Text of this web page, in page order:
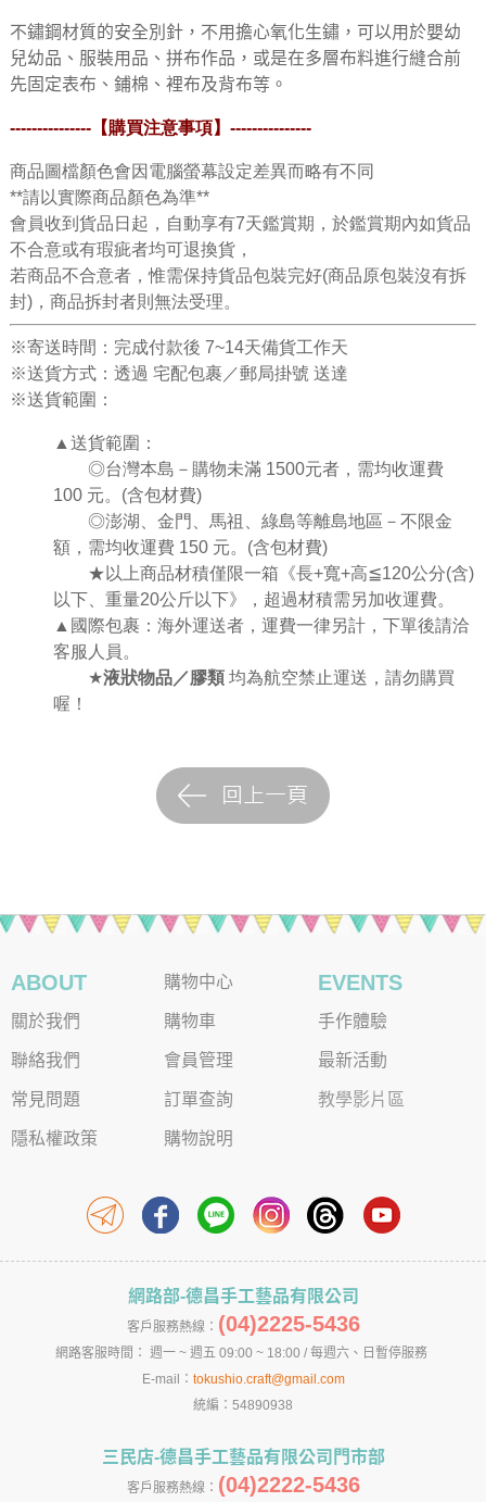
不鏽鋼材質的安全別針，不用擔心氧化生鏽，可以用於嬰幼
兒幼品、服裝用品、拼布作品，或是在多層布料進行縫合前
先固定表布、鋪棉、裡布及背布等。
---------------【購買注意事項】 ---------------
商品圖檔顏色會因電腦螢幕設定差異而略有不同
**請以實際商品顏色為準**
會員收到貨品日起，自動享有7天鑑賞期，於鑑賞期內如貨品
不合意或有瑕疵者均可退換貨，
若商品不合意者，惟需保持貨品包裝完好(商品原包裝沒有拆
封)，商品拆封者則無法受理。
※寄送時間：完成付款後 7~14天備貨工作天
※送貨方式：透過 宅配包裹／郵局掛號 送達
※送貨範圍：
▲送貨範圍：
◎台灣本島－購物未滿 1500元者，需均收運費
100 元。(含包材費)
◎澎湖、金門、馬祖、綠島等離島地區－不限金
額，需均收運費 150 元。(含包材費)
★ 以上商品材積僅限一箱《長+寬+高≦120公分(含)
以下、重量20公斤以下》，超過材積需另加收運費。
▲國際包裹：海外運送者，運費一律另計，下單後請洽
客服人員。
★液狀物品／膠類均為航空禁止運送，請勿購買
喔！
ABOUT
關於我們
聯絡我們
常見問題
隱私權政策
購物中心
購物車
會員管理
訂單查詢
購物說明
EVENTS
手作體驗
最新活動
教學影片區
網路部-德昌手工藝品有限公司
客戶服務熱線： (04)2225-5436
網路客服時間： 週一 ~ 週五 09:00 ~ 18:00 / 每週六、日暫停服務
E-mail： tokushio.craft@gmail.com
統編：54890938
三民店-德昌手工藝品有限公司門市部
客戶服務熱線： (04)2222-5436